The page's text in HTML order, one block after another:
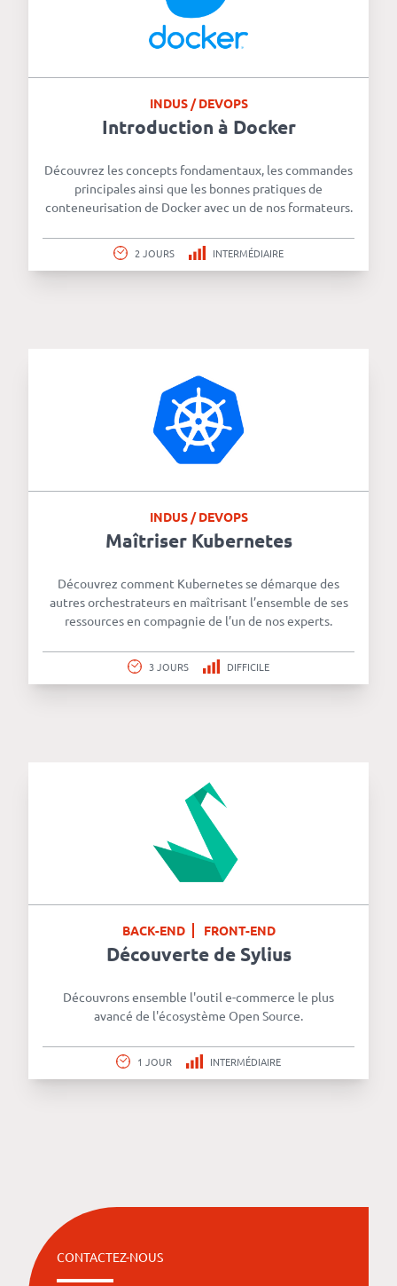
INDUS / DEVOPS
Introduction à Docker
Découvrez les concepts fondamentaux, les commandes
principales ainsi que les bonnes pratiques de
conteneurisation de Docker avec un de nos formateurs.
2 JOURS INTERMÉDIAIRE
INDUS / DEVOPS
Maîtriser Kubernetes
Découvrez comment Kubernetes se démarque des
autres orchestrateurs en maîtrisant l’ensemble de ses
ressources en compagnie de l’un de nos experts.
3 JOURS DIFFICILE
BACK-END FRONT-END
Découverte de Sylius
Découvrons ensemble l'outil e-commerce le plus
avancé de l'écosystème Open Source.
1 JOUR INTERMÉDIAIRE
CONTACTEZ-NOUS